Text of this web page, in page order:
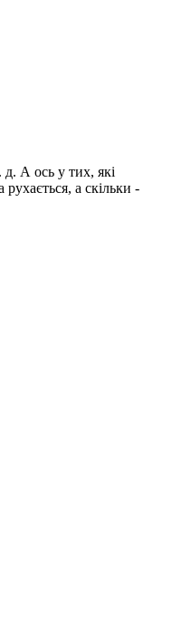
д. А ось у тих, які
а скільки -